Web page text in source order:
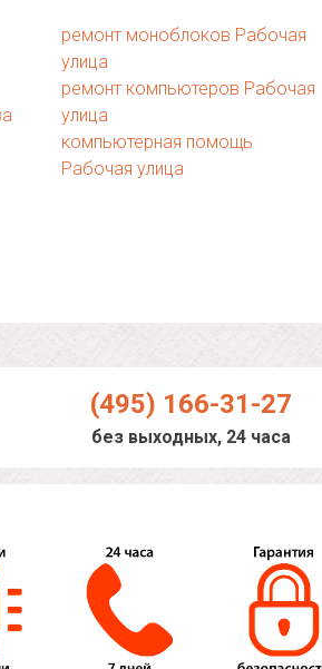
ремонт моноблоков Рабочая
улица
ремонт компьютеров Рабочая
улица
компьютерная помощь
Рабочая улица
(495) 166-31-27
без выходных, 24 часа